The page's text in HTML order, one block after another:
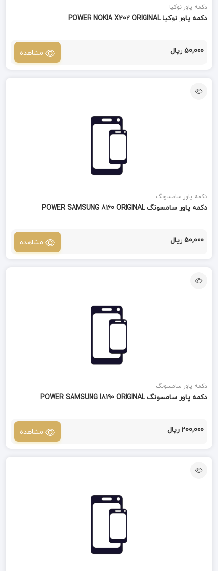
دکمه پاور نوکیا
دکمه پاور نوکیا POWER NOKIA X202 ORIGINAL
50,000 ریال مشاهده
دکمه پاور سامسونگ
دکمه پاور سامسونگ POWER SAMSUNG 8160 ORIGINAL
50,000 ریال مشاهده
دکمه پاور سامسونگ
دکمه پاور سامسونگ POWER SAMSUNG I8190 ORIGINAL
200,000 ریال مشاهده